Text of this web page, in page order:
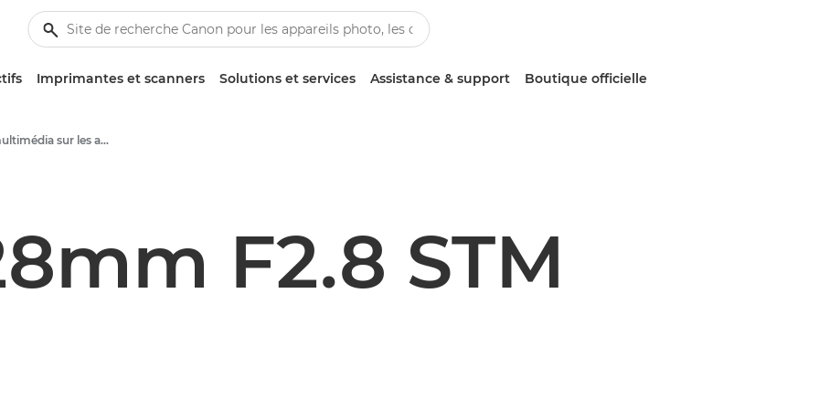
Imprimantes et scanners Solutions et services Assistance & support Boutique officielle
Contenu multimédia sur les appareils photo et leurs accessoires - Centre de presse Canon
F2.8 STM